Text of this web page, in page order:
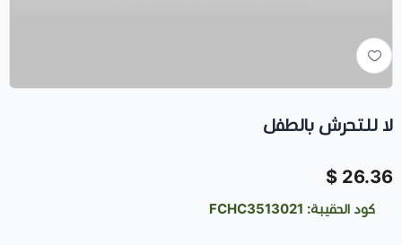
لا للتحرش بالطفل
26.36 $
كود الحقيبة: FCHC3513021